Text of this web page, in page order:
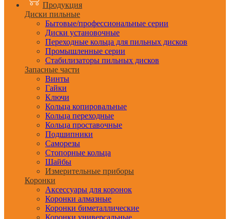
Продукция
Диски пильные
Бытовые/профессиональные серии
Диски установочные
Переходные кольца для пильных дисков
Промышленные серии
Стабилизаторы пильных дисков
Запасные части
Винты
Гайки
Ключи
Кольца копировальные
Кольца переходные
Кольца проставочные
Подшипники
Саморезы
Стопорные кольца
Шайбы
Измерительные приборы
Коронки
Аксессуары для коронок
Коронки алмазные
Коронки биметаллические
Коронки универсальные